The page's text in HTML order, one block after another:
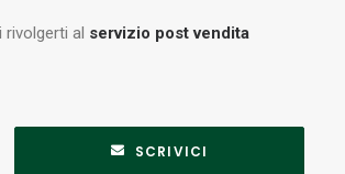
rivolgerti al servizio post vendita
SCRIVICI